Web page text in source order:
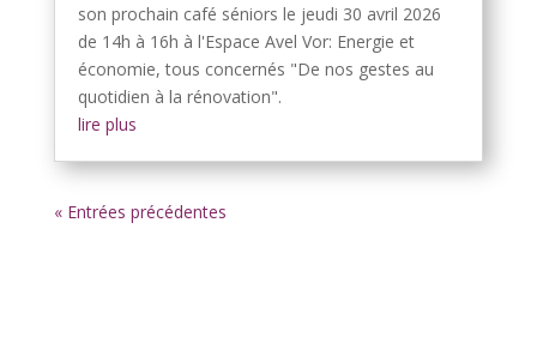
son prochain café séniors le jeudi 30 avril 2026
de 14h à 16h à l'Espace Avel Vor: Energie et
économie, tous concernés "De nos gestes au
quotidien à la rénovation".
lire plus
« Entrées précédentes